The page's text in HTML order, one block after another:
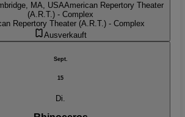
MA, USAAmerican Repertory Theater
(A.R.T.) - Complex
Repertory Theater (A.R.T.) - Complex
Ausverkauft
Sept.
15
Di.